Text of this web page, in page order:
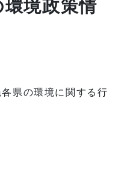
境政策情
県の環境に関する行